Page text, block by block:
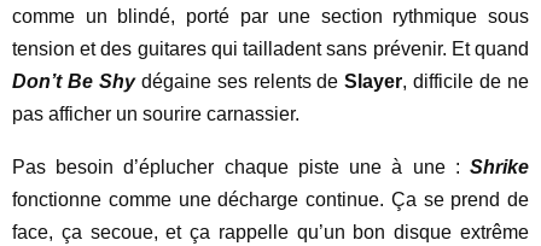
comme un blindé, porté par une section rythmique sous
tension et des guitares qui tailladent sans prévenir. Et quand
Don’t Be Shydégaine ses relents deSlayer, difficile de ne
pas afficher un sourire carnassier.
Pas besoin d’éplucher chaque piste une à une : Shrike
fonctionne comme une décharge continue. Ça se prend de
face, ça secoue, et ça rappelle qu’un bon disque extrême